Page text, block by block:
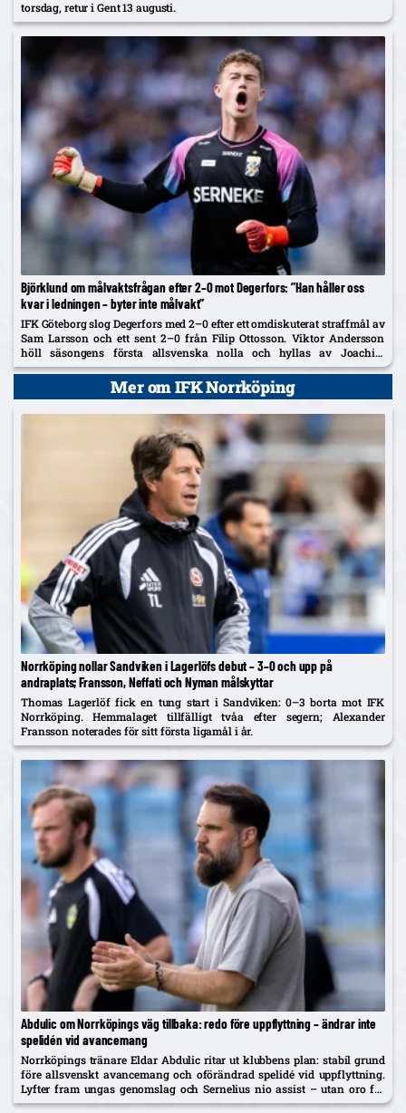
torsdag, retur i Gent 13 augusti.
Björklund om målvaktsfrågan efter 2–0 mot Degerfors: ”Han håller oss
kvar i ledningen – byter inte målvakt”
IFK Göteborg slog Degerfors med 2–0 efter ett omdiskuterat straffmål av
Sam Larsson och ett sent 2–0 från Filip Ottosson. Viktor Andersson
höll säsongens första allsvenska nolla och hyllas av Joachim
Björklund, som låter honom stå vidare. Degerfors kom med...
Mer om IFK Norrköping
Norrköping nollar Sandviken i Lagerlöfs debut – 3–0 och upp på
andraplats; Fransson, Neffati och Nyman målskyttar
Thomas Lagerlöf fick en tung start i Sandviken: 0–3 borta mot IFK
Norrköping. Hemmalaget tillfälligt tvåa efter segern; Alexander
Fransson noterades för sitt första ligamål i år.
Abdulic om Norrköpings väg tillbaka: redo före uppflyttning – ändrar inte
spelidén vid avancemang
Norrköpings tränare Eldar Abdulic ritar ut klubbens plan: stabil grund
före allsvenskt avancemang och oförändrad spelidé vid uppflyttning.
Lyfter fram ungas genomslag och Sernelius nio assist – utan oro för
sommarförsäljningar.